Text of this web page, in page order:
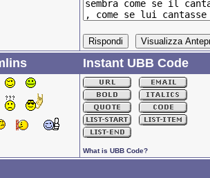
Instant UBB Code
What is UBB Code?